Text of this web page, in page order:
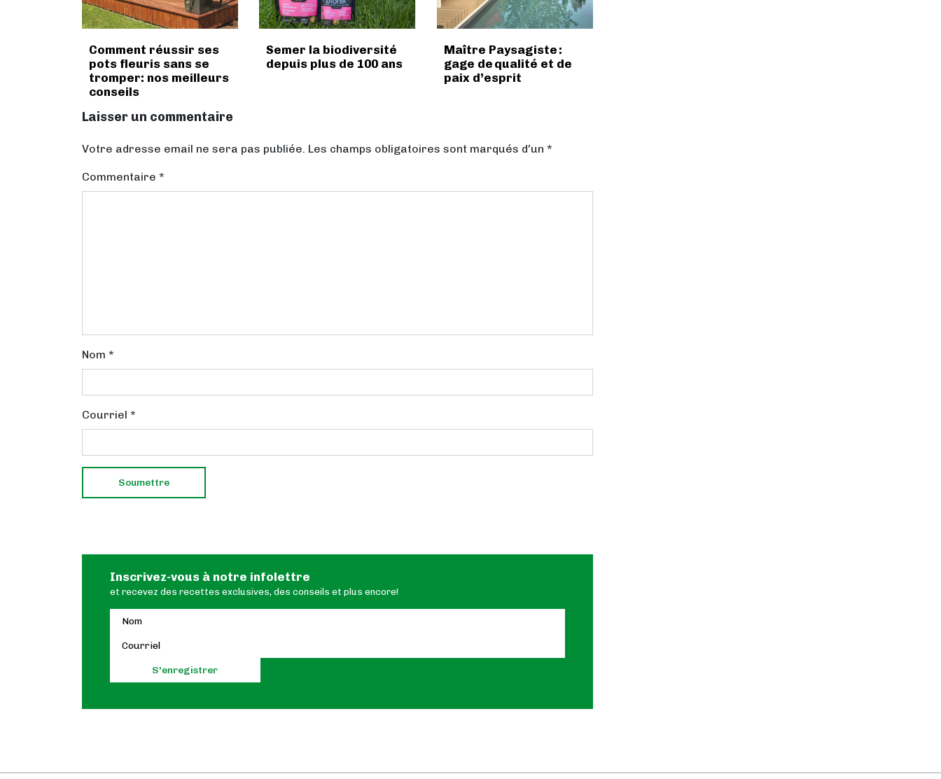
Comment réussir ses
pots fleuris sans se
tromper: nos meilleurs
conseils
Semer la biodiversité
depuis plus de 100 ans
Maître Paysagiste :
gage de qualité et de
paix d’esprit
Laisser un commentaire
Votre adresse email ne sera pas publiée. Les champs obligatoires sont marqués d'un *
Commentaire *
Nom *
Courriel *
Inscrivez-vous à notre infolettre
et recevez des recettes exclusives, des conseils et plus encore!